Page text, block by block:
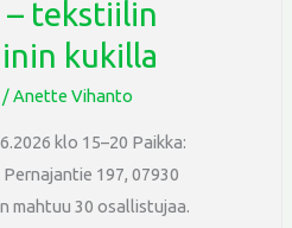
– tekstiilin
kukilla
/Anette Vihanto
klo 15–20 Paikka:
197, 07930
mahtuu 30 osallistujaa.